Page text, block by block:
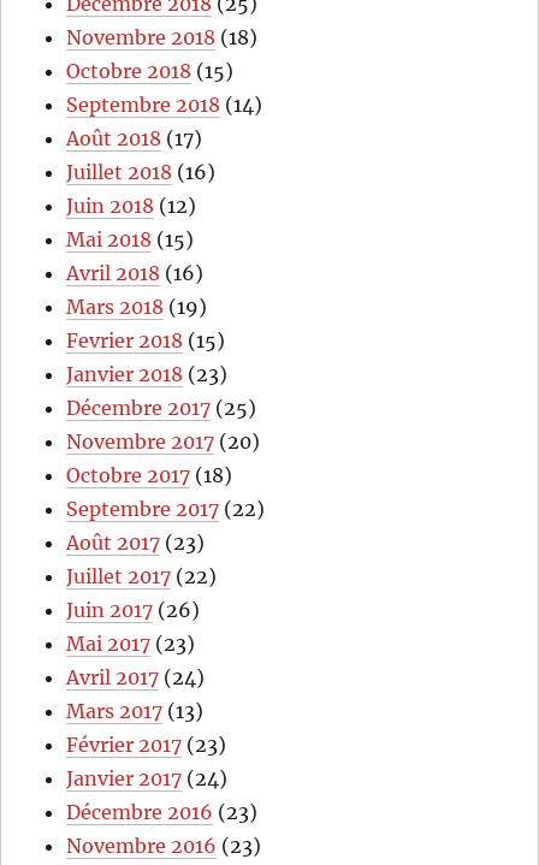
Novembre 2018 (18)
Octobre 2018 (15)
Septembre 2018 (14)
Août 2018 (17)
Juillet 2018 (16)
Juin 2018 (12)
Mai 2018 (15)
Avril 2018 (16)
Mars 2018 (19)
Fevrier 2018 (15)
Janvier 2018 (23)
Décembre 2017 (25)
Novembre 2017 (20)
Octobre 2017 (18)
Septembre 2017 (22)
Août 2017 (23)
Juillet 2017 (22)
Juin 2017 (26)
Mai 2017 (23)
Avril 2017 (24)
Mars 2017 (13)
Février 2017 (23)
Janvier 2017 (24)
Décembre 2016 (23)
Novembre 2016 (23)